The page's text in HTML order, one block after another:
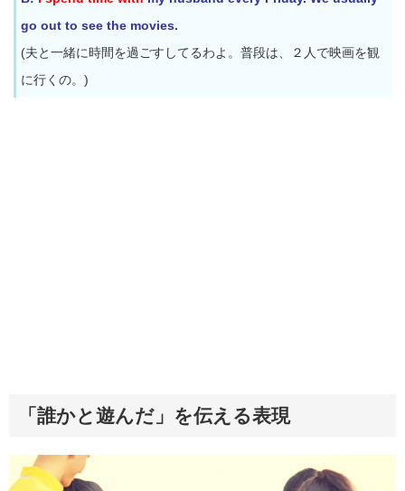
go out to see the movies.
(夫と一緒に時間を過ごすしてるわよ。普段は、２人で映画を観
に行くの。)
「誰かと遊んだ」を伝える表現